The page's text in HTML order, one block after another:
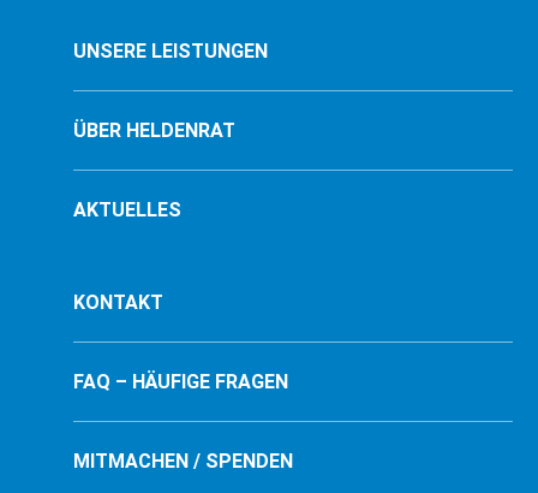
UNSERE LEISTUNGEN
ÜBER HELDENRAT
AKTUELLES
KONTAKT
FAQ – HÄUFIGE FRAGEN
MITMACHEN / SPENDEN